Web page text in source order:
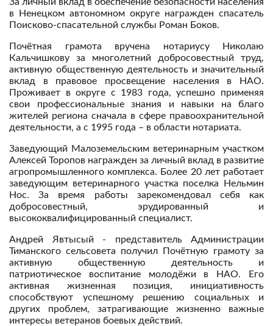
в Ненецком автономном округе награжден спасатель
Поисково-спасательной службы Роман Боков.
Почётная грамота вручена нотариусу Николаю
Кальчишкову за многолетний добросовестный труд,
активную общественную деятельность и значительный
вклад в правовое просвещение населения в НАО.
Проживает в округе с 1983 года, успешно применяя
свои профессиональные знания и навыки на благо
жителей региона сначала в сфере правоохранительной
деятельности, а с 1995 года – в области нотариата.
Заведующий Малоземельским ветеринарным участком
Алексей Торопов награжден за личный вклад в развитие
агропромышленного комплекса. Более 20 лет работает
заведующим ветеринарного участка поселка Нельмин
Нос. За время работы зарекомендовал себя как
добросовестный, эрудированный и
высококвалифицированный специалист.
Андрей Явтысый - представитель Администрации
Тиманского сельсовета получил Почётную грамоту за
активную общественную деятельность и
патриотическое воспитание молодёжи в НАО. Его
активная жизненная позиция, инициативность
способствуют успешному решению социальных и
других проблем, затрагивающие жизненно важные
интересы ветеранов боевых действий.